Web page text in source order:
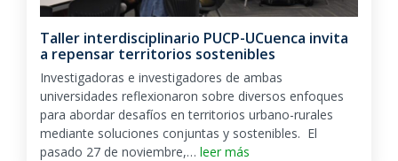
Taller interdisciplinario PUCP-UCuenca invita
a repensar territorios sostenibles
Investigadoras e investigadores de ambas
universidades reflexionaron sobre diversos enfoques
para abordar desafíos en territorios urbano-rurales
mediante soluciones conjuntas y sostenibles. El
pasado 27 de noviembre,… leer más